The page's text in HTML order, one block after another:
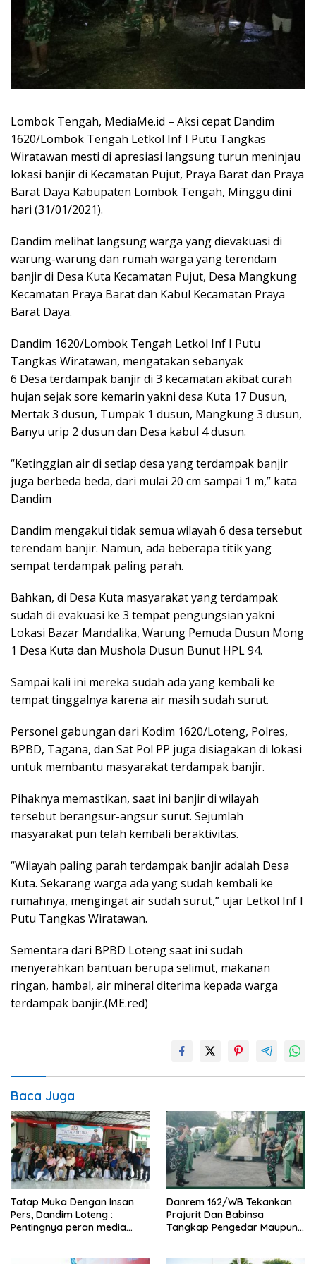
Lombok Tengah, MediaMe.id – Aksi cepat Dandim
1620/Lombok Tengah Letkol Inf I Putu Tangkas
Wiratawan mesti di apresiasi langsung turun meninjau
lokasi banjir di Kecamatan Pujut, Praya Barat dan Praya
Barat Daya Kabupaten Lombok Tengah, Minggu dini
hari (31/01/2021).
Dandim melihat langsung warga yang dievakuasi di
warung-warung dan rumah warga yang terendam
banjir di Desa Kuta Kecamatan Pujut, Desa Mangkung
Kecamatan Praya Barat dan Kabul Kecamatan Praya
Barat Daya.
Dandim 1620/Lombok Tengah Letkol Inf I Putu
Tangkas Wiratawan, mengatakan sebanyak
6 Desa terdampak banjir di 3 kecamatan akibat curah
hujan sejak sore kemarin yakni desa Kuta 17 Dusun,
Mertak 3 dusun, Tumpak 1 dusun, Mangkung 3 dusun,
Banyu urip 2 dusun dan Desa kabul 4 dusun.
“Ketinggian air di setiap desa yang terdampak banjir
juga berbeda beda, dari mulai 20 cm sampai 1 m,” kata
Dandim
Dandim mengakui tidak semua wilayah 6 desa tersebut
terendam banjir. Namun, ada beberapa titik yang
sempat terdampak paling parah.
Bahkan, di Desa Kuta masyarakat yang terdampak
sudah di evakuasi ke 3 tempat pengungsian yakni
Lokasi Bazar Mandalika, Warung Pemuda Dusun Mong
1 Desa Kuta dan Mushola Dusun Bunut HPL 94.
Sampai kali ini mereka sudah ada yang kembali ke
tempat tinggalnya karena air masih sudah surut.
Personel gabungan dari Kodim 1620/Loteng, Polres,
BPBD, Tagana, dan Sat Pol PP juga disiagakan di lokasi
untuk membantu masyarakat terdampak banjir.
Pihaknya memastikan, saat ini banjir di wilayah
tersebut berangsur-angsur surut. Sejumlah
masyarakat pun telah kembali beraktivitas.
“Wilayah paling parah terdampak banjir adalah Desa
Kuta. Sekarang warga ada yang sudah kembali ke
rumahnya, mengingat air sudah surut,” ujar Letkol Inf I
Putu Tangkas Wiratawan.
Sementara dari BPBD Loteng saat ini sudah
menyerahkan bantuan berupa selimut, makanan
ringan, hambal, air mineral diterima kepada warga
terdampak banjir.(ME.red)
Baca Juga
Tatap Muka Dengan Insan
Pers, Dandim Loteng :
Pentingnya peran media
Danrem 162/WB Tekankan
Prajurit Dan Babinsa
Tangkap Pengedar Maupun